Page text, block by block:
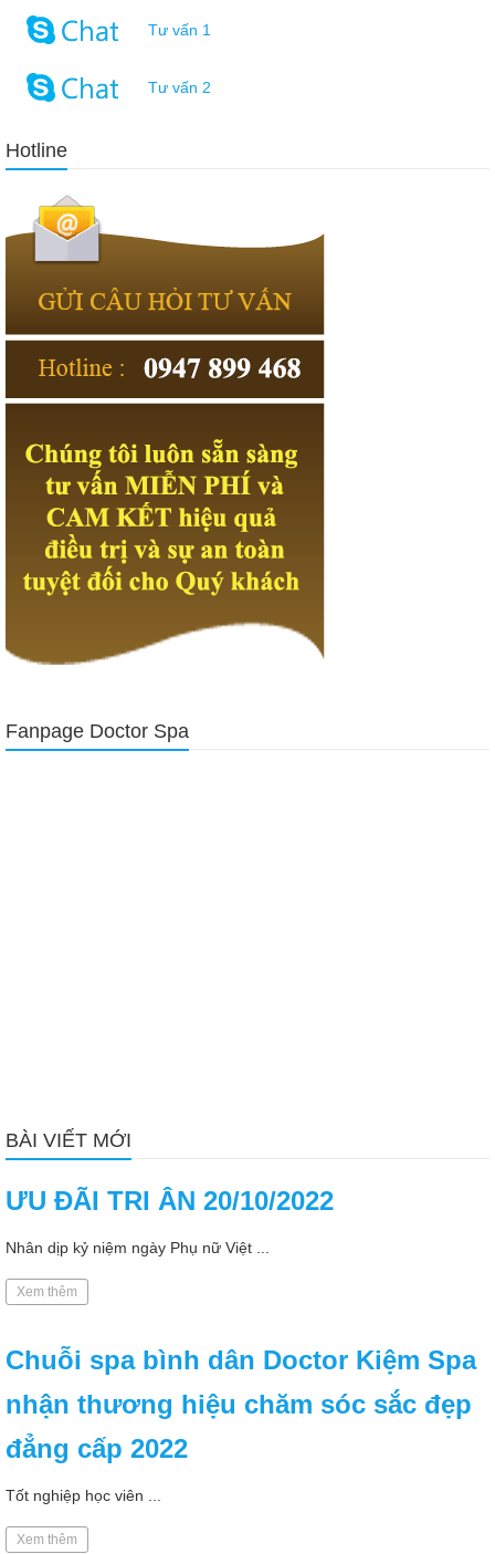
Tư vấn 1
Tư vấn 2
Hotline
Fanpage Doctor Spa
BÀI VIẾT MỚI
ƯU ĐÃI TRI ÂN 20/10/2022
Nhân dịp kỷ niệm ngày Phụ nữ Việt ...
Xem thêm
Chuỗi spa bình dân Doctor Kiệm Spa
nhận thương hiệu chăm sóc sắc đẹp
đẳng cấp 2022
Tốt nghiệp học viên ...
Xem thêm